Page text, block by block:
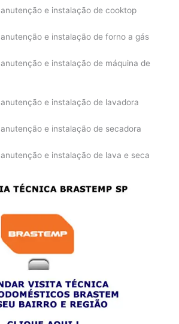
e instalação de cooktop
e instalação de forno a gás
e instalação de máquina de
e instalação de lavadora
e instalação de secadora
e instalação de lava e seca